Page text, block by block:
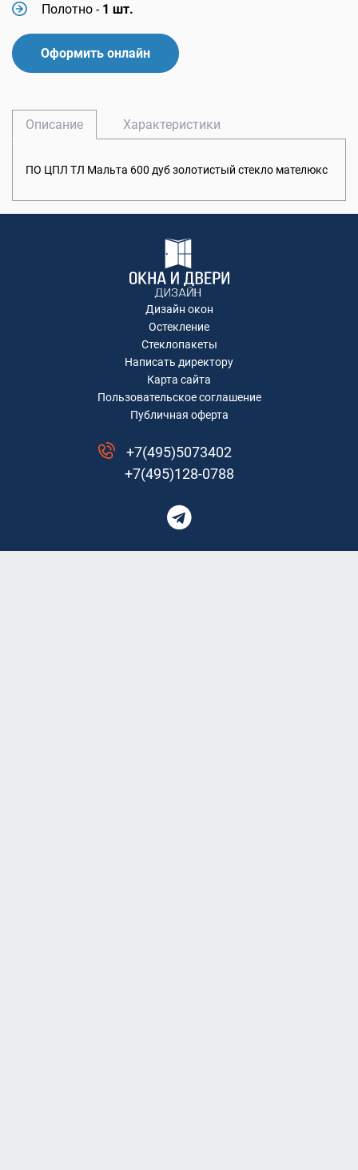
Полотно - 1 шт.
Оформить онлайн
Описание Характеристики
ПО ЦПЛ ТЛ Мальта 600 дуб золотистый стекло мателюкс
Дизайн окон
Остекление
Стеклопакеты
Написать директору
Карта сайта
Пользовательское соглашение
Публичная оферта
+7(495)5073402
+7(495)128-0788